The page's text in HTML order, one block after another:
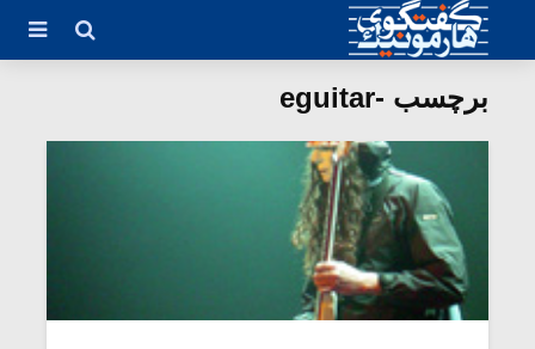
برچسب -eguitar